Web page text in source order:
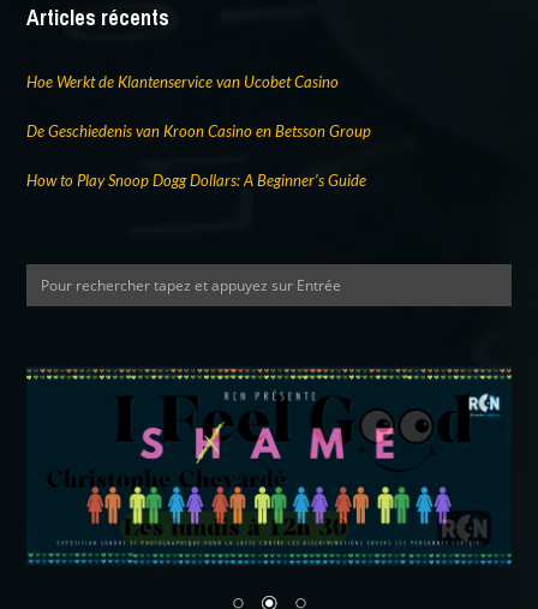
Articles récents
Hoe Werkt de Klantenservice van Ucobet Casino
De Geschiedenis van Kroon Casino en Betsson Group
How to Play Snoop Dogg Dollars: A Beginner’s Guide